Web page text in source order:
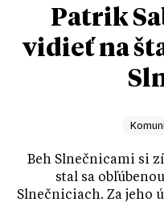
Patrik
vidieť na
Beh Slnečnicami si
stal sa
Slnečniciach. Za jeho